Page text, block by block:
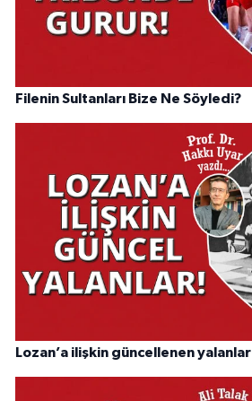
Filenin Sultanları Bize Ne Söyledi?
Lozan’a ilişkin güncellenen yalanlar